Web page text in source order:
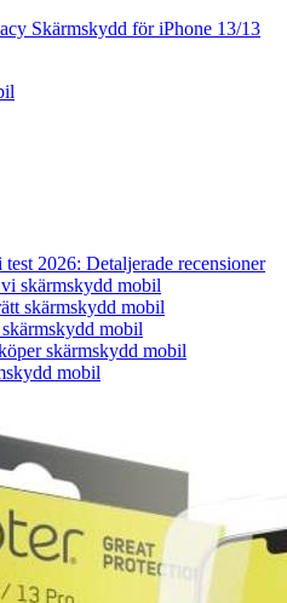
Skärmskydd för iPhone 13/13
2026: Detaljerade recensioner
skärmskydd mobil
skärmskydd mobil
mobil
skärmskydd mobil
mobil